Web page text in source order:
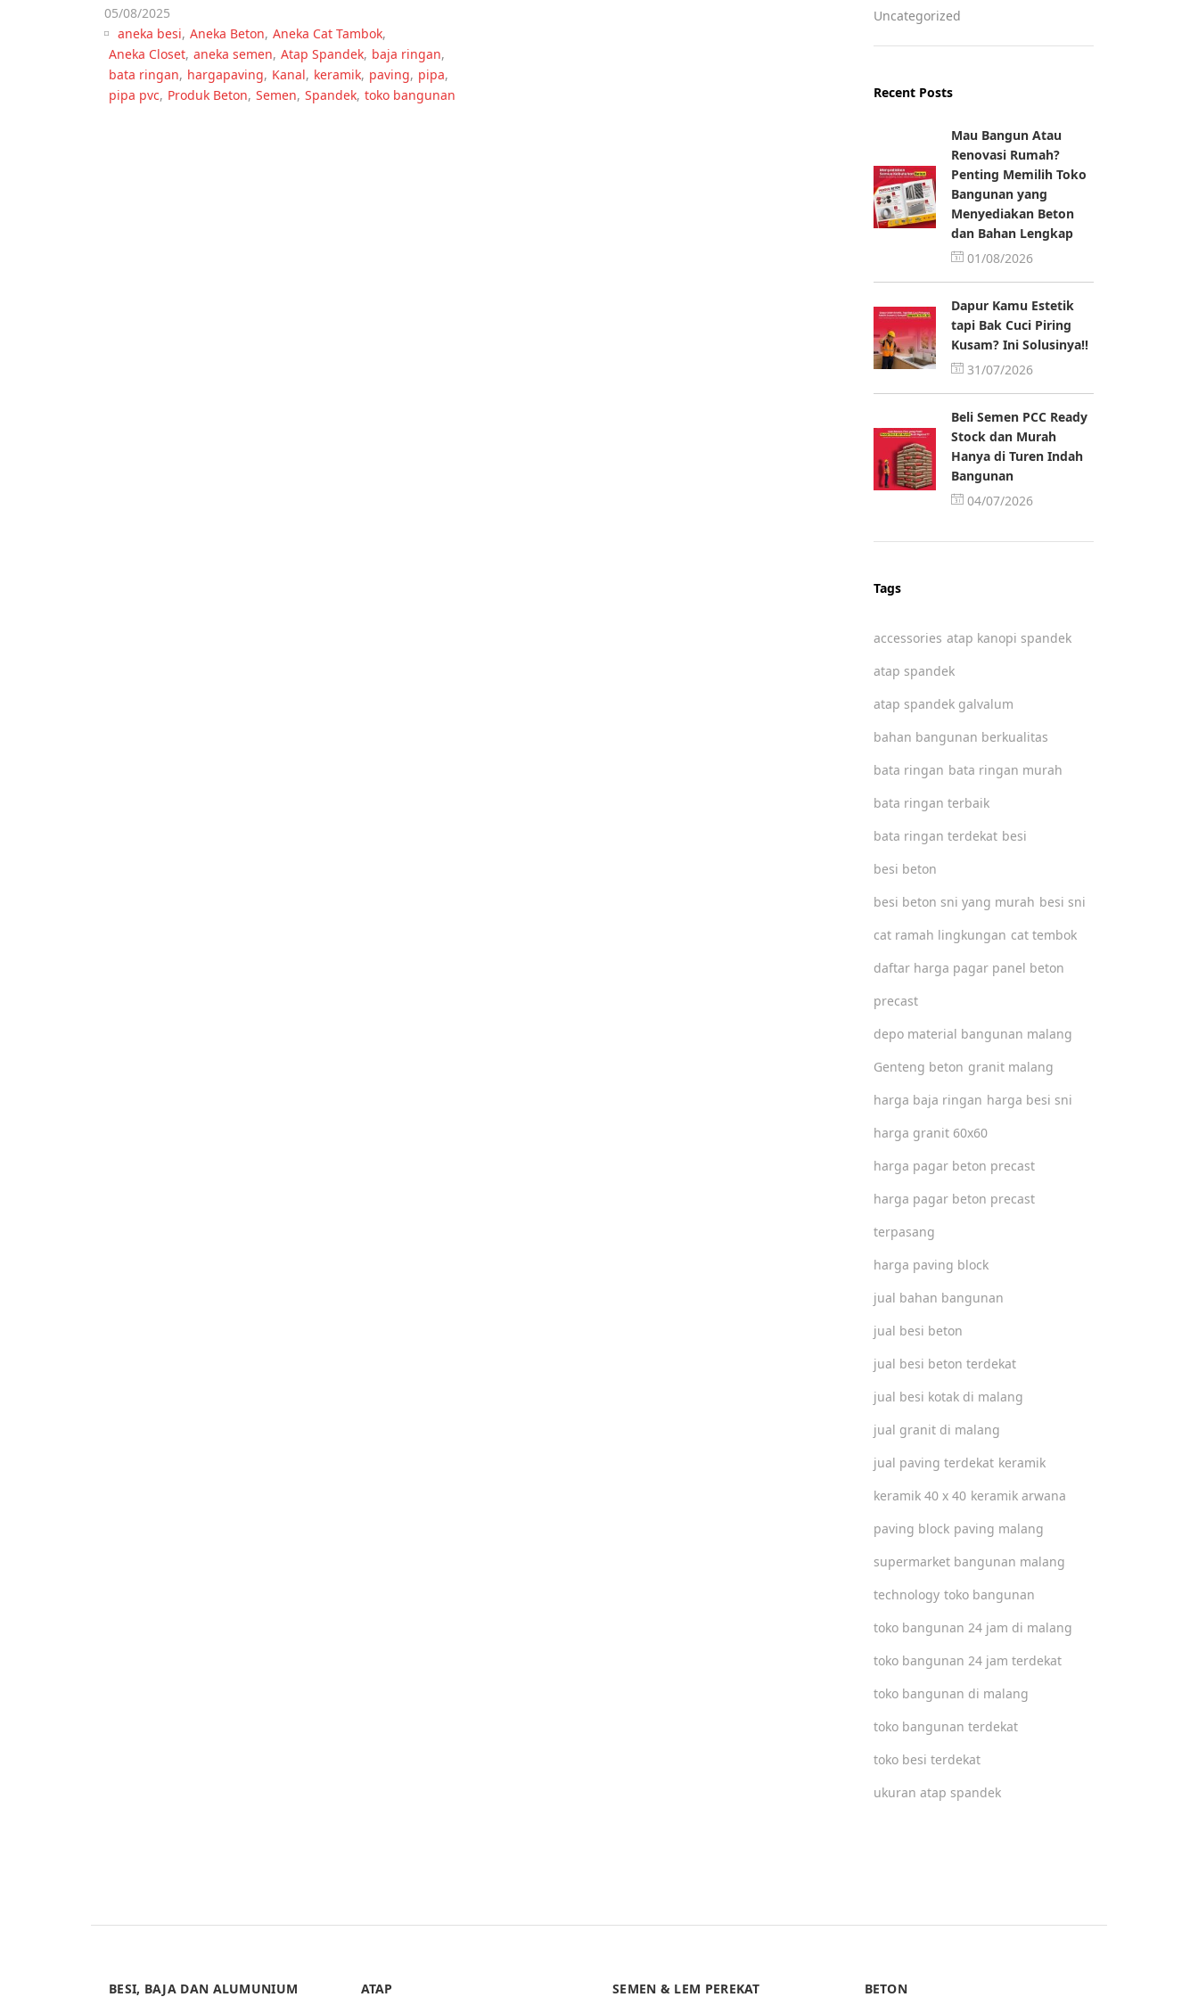
Uncategorized
Recent Posts
Mau Bangun Atau
Renovasi Rumah?
Penting Memilih Toko
Bangunan yang
Menyediakan Beton
dan Bahan Lengkap
01/08/2026
Dapur Kamu Estetik
tapi Bak Cuci Piring
Kusam? Ini Solusinya!!
31/07/2026
Beli Semen PCC Ready
Stock dan Murah
Hanya di Turen Indah
Bangunan
04/07/2026
Tags
accessories atap kanopi spandek
atap spandek
atap spandek galvalum
bahan bangunan berkualitas
bata ringan bata ringan murah
bata ringan terbaik
bata ringan terdekat besi
besi beton
besi beton sni yang murah besi sni
cat ramah lingkungan cat tembok
daftar harga pagar panel beton
precast
depo material bangunan malang
Genteng beton granit malang
harga baja ringan harga besi sni
harga granit 60x60
harga pagar beton precast
harga pagar beton precast
terpasang
harga paving block
jual bahan bangunan
jual besi beton
jual besi beton terdekat
jual besi kotak di malang
jual granit di malang
jual paving terdekat keramik
keramik 40 x 40 keramik arwana
paving block paving malang
supermarket bangunan malang
technology toko bangunan
toko bangunan 24 jam di malang
toko bangunan 24 jam terdekat
toko bangunan di malang
toko bangunan terdekat
toko besi terdekat
ukuran atap spandek
05/08/2025
aneka besi, Aneka Beton, Aneka Cat Tambok,
Aneka Closet, aneka semen, Atap Spandek, baja ringan,
bata ringan, hargapaving, Kanal, keramik, paving, pipa,
pipa pvc, Produk Beton, Semen, Spandek, toko bangunan
BESI, BAJA DAN ALUMUNIUM ATAP SEMEN & LEM PEREKAT BETON